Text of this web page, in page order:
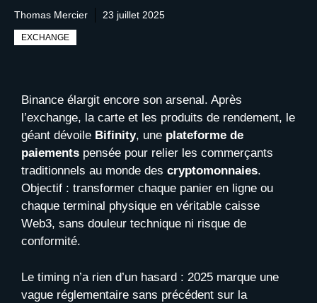
Thomas Mercier 23 juillet 2025
EXCHANGE
Binance élargit encore son arsenal. Après
l’exchange, la carte et les produits de rendement, le
géant dévoile Bifinity, une plateforme de
paiements pensée pour relier les commerçants
traditionnels au monde des cryptomonnaies.
Objectif : transformer chaque panier en ligne ou
chaque terminal physique en véritable caisse
Web3, sans douleur technique ni risque de
conformité.
Le timing n’a rien d’un hasard : 2025 marque une
vague réglementaire sans précédent sur la